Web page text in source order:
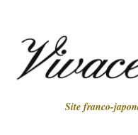
Site franco-